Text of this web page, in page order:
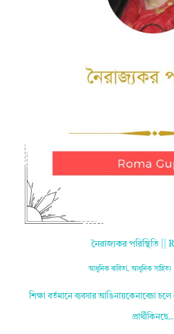
নৈরাজ্যকর পরিস্থিতি ||
আধুনিক কবিতা,আধুনিক সাহিত্য
শিক্ষা বর্তমানে ব্যবসার আঙিনায়কেনাবেচা